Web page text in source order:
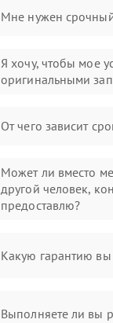
Мне нужен
Я хочу, чтобы мое
оригинальными
От чего зависит
Может ли вместо
другой человек,
предоставлю?
Какую гарантию вы
Выполняете ли вы